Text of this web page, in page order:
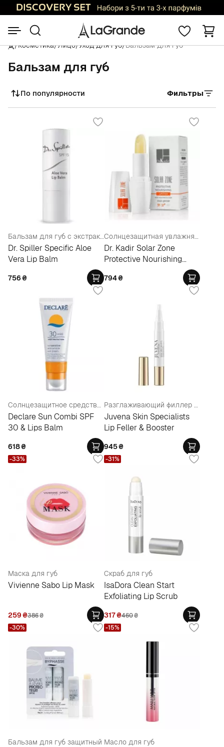
/Косметика/Лицо/Уход для губ/Бальзам для губ
Бальзам для губ
Сортировать
По популярности Фильтры
Бальзам для губ с экстрактом Алоэ
Dr. Spiller Specific Aloe
Vera Lip Balm
756₴
Солнцезащитная увлажняющая помада SPF50+
Dr. Kadir Solar Zone
Protective Nourishing
794₴
Солнцезащитное средство 2 в 1
Declare Sun Combi SPF
30 & Lips Balm
618₴
Разглаживающий филлер для губ
Juvena Skin Specialists
Lip Feller & Booster
945₴
Маска для губ
Vivienne Sabo Lip Mask
259₴386₴
-33%
Скраб для губ
IsaDora Clean Start
Exfoliating Lip Scrub
317₴460₴
-31%
Бальзам для губ защитный
-30%
Масло для губ
-15%